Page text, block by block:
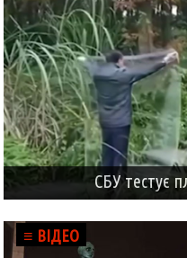
СБУ тестує
≡ ВІДЕО